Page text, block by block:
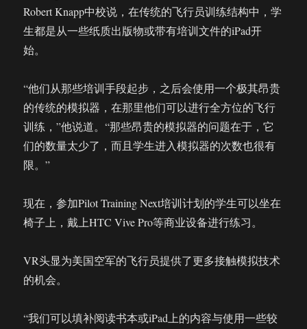
Robert Knapp中校说，在传统的飞行员训练结构中，学
生都是从一些纸质出版物或带有培训文件的iPad开
始。
“他们从那些培训手段起步，之后会使用一个极其昂贵
的传统的模拟器，在那里他们可以进行全方位的飞行
训练，”他说道。“那些昂贵的模拟器的问题在于，它
们的数量太少了，而且学生进入模拟器的次数也很有
限。”
现在，参加Pilot Training Next培训计划的学生可以坐在
椅子上，戴上HTC Vive Pro等商业设备进行练习。
VR头显为美国空军的飞行员提供了更多接触模拟技术
的机会。
“我们可以填补阅读书本或iPad上的内容与使用一些较